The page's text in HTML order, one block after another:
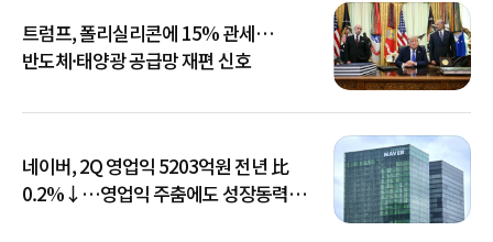
트럼프, 폴리실리콘에 15% 관세…
반도체·태양광 공급망 재편 신호
네이버, 2Q 영업익 5203억원 전년 比
0.2%↓…영업익 주춤에도 성장동력